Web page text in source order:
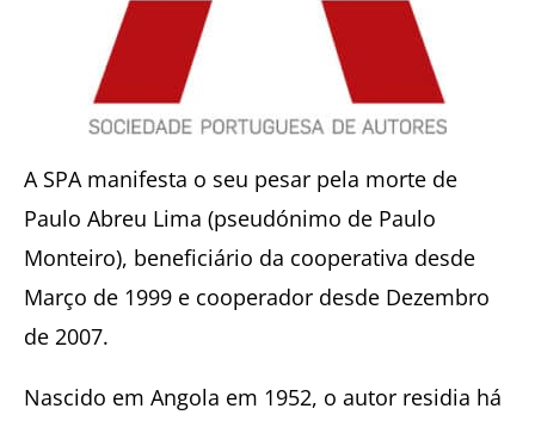
A SPA manifesta o seu pesar pela morte de
Paulo Abreu Lima (pseudónimo de Paulo
Monteiro), beneficiário da cooperativa desde
Março de 1999 e cooperador desde Dezembro
de 2007.
Nascido em Angola em 1952, o autor residia há